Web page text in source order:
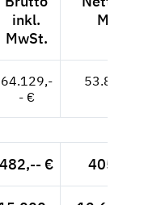
inkl.
MwSt.
MwSt.
64.129,-
- €
53.890,--
482,-- € 405,04